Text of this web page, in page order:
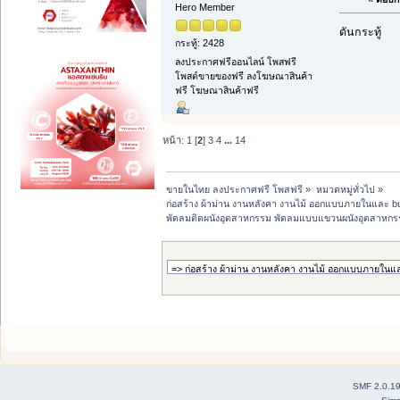
Hero Member
กระทู้: 2428
ลงประกาศฟรีออนไลน์ โพสฟรี
โพสต์ขายของฟรี ลงโฆษณาสินค้า
ฟรี โฆษณาสินค้าฟรี
ดันกระทู้
หน้า: 1 [2]3 4 ... 14
ขายในไทย ลงประกาศฟรี โพสฟรี » หมวดหมู่ทั่วไป »
ก่อสร้าง ผ้าม่าน งานหลังคา งานไม้ ออกแบบภายในและ
พัดลมติดผนังอุตสาหกรรม พัดลมแบบแขวนผนังอุตสาหก
SMF 2.0.19